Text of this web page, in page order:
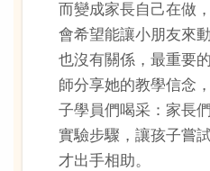
而變成家長自己在做
會希望能讓小朋友來
也沒有關係，最重要
師分享她的教學信念
子學員們喝采：家長
實驗步驟，讓孩子嘗
才出手相助。